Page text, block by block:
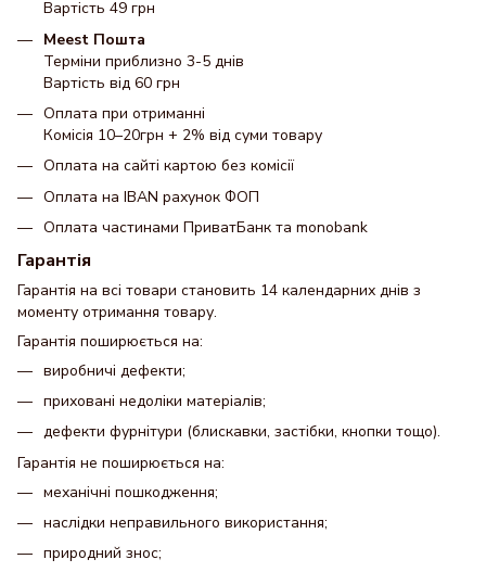
Вартість 49 грн
Meest Пошта
Терміни приблизно 3-5 днів
Вартість від 60 грн
Оплата при отриманні
Комісія 10–20грн + 2% від суми товару
Оплата на сайті картою без комісії
Оплата на IBAN рахунок ФОП
Оплата частинами ПриватБанк та monobank
Гарантія
Гарантія на всі товари становить 14 календарних днів з
моменту отримання товару.
Гарантія поширюється на:
виробничі дефекти;
приховані недоліки матеріалів;
дефекти фурнітури (блискавки, застібки, кнопки тощо).
Гарантія не поширюється на:
механічні пошкодження;
наслідки неправильного використання;
природний знос;